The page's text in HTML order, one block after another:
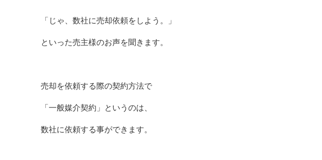
「じゃ、数社に売却依頼をしよう。」
といった売主様のお声を聞きます。
売却を依頼する際の契約方法で
「一般媒介契約」というのは、
数社に依頼する事ができます。